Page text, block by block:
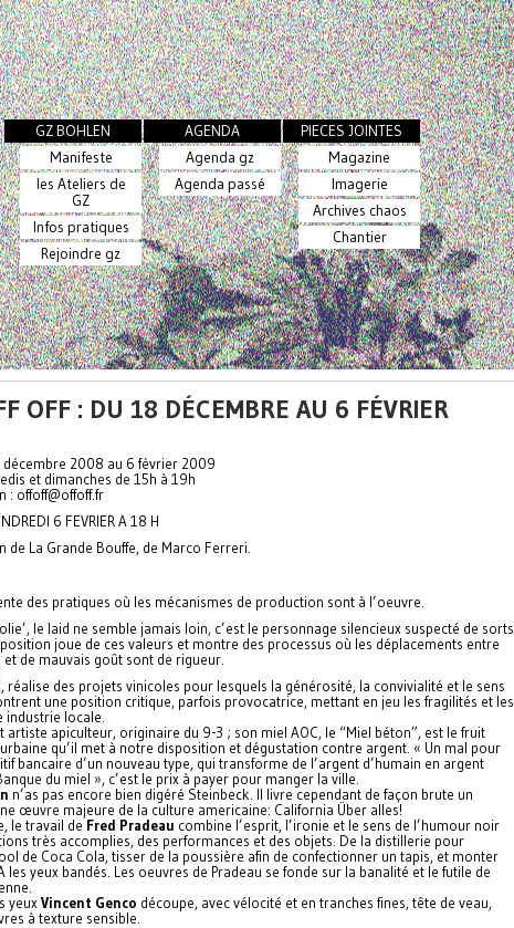
GZ BOHLEN
Manifeste
les Ateliers de
GZ
Infos pratiques
Rejoindre gz
AGENDA
Agenda gz
Agenda passé
PIECES JOINTES
Magazine
Imagerie
Archives chaos
Chantier
OFF : DU 18 DÉCEMBRE AU 6 FÉVRIER
décembre 2008 au 6 février 2009
et dimanches de 15h à 19h
: offoff@offoff.fr
6 FEVRIER A 18 H
de La Grande Bouffe, de Marco Ferreri.
des pratiques où les mécanismes de production sont à l’oeuvre.
le laid ne semble jamais loin, c’est le personnage silencieux suspecté de sorts
joue de ces valeurs et montre des processus où les déplacements entre
et de mauvais goût sont de rigueur.
, réalise des projets vinicoles pour lesquels la générosité, la convivialité et le sens
une position critique, parfois provocatrice, mettant en jeu les fragilités et les
industrie locale.
artiste apiculteur, originaire du 9-3 ; son miel AOC, le “Miel béton”, est le fruit
qu’il met à notre disposition et dégustation contre argent. « Un mal pour
bancaire d’un nouveau type, qui transforme de l’argent d’humain en argent
du miel », c’est le prix à payer pour manger la ville.
n’as pas encore bien digéré Steinbeck. Il livre cependant de façon brute un
œuvre majeure de la culture americaine: California Über alles!
le travail de Fred Pradeau combine l’esprit, l’ironie et le sens de l’humour noir
très accomplies, des performances et des objets. De la distillerie pour
de Coca Cola, tisser de la poussière afin de confectionner un tapis, et monter
les yeux bandés. Les oeuvres de Pradeau se fonde sur la banalité et le futile de
yeuxVincent Genco découpe, avec vélocité et en tranches fines, tête de veau,
à texture sensible.